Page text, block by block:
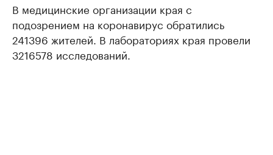
В медицинские организации края с
подозрением на коронавирус обратились
241396 жителей. В лабораториях края провели
3216578 исследований.